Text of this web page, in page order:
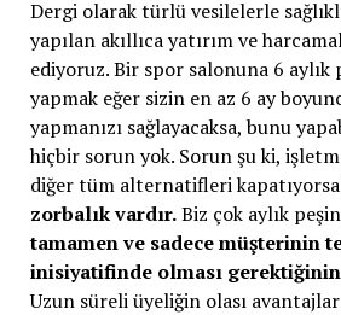
Dergi olarak türlü vesilelerle
yapılan akıllıca yatırım ve
ediyoruz. Bir spor salonuna 6 aylık
yapmak eğer sizin en az 6 ay
yapmanızı sağlayacaksa, bunu
hiçbir sorun yok. Sorun şu ki,
diğer tüm alternatifleri
zorbalık vardır.Biz çok aylık
tamamen ve sadece müşterinin
inisiyatifinde olması gerektiğinin
Uzun süreli üyeliğin olası